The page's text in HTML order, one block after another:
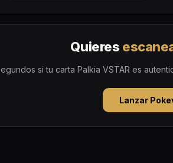
Quieres
si tu carta Palkia VSTAR es
Lanzar